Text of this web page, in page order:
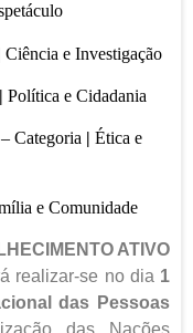
Ciência e Investigação
| Política e Cidadania
– Categoria | Ética e
e Comunidade
ATIVO
realizar-se no dia 1
das Pessoas